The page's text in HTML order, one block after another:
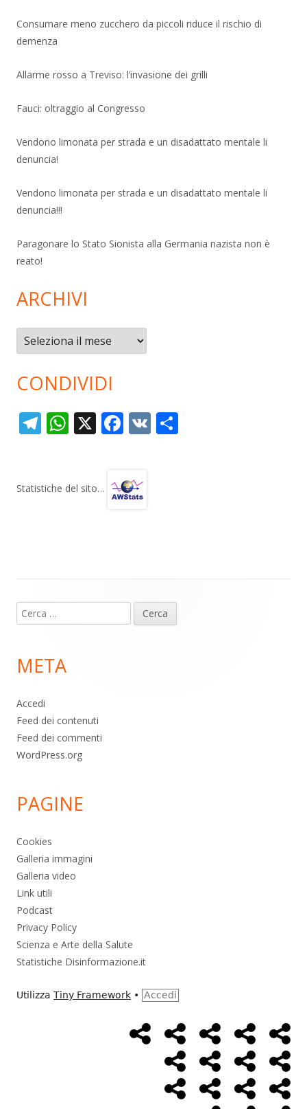
Consumare meno zucchero da piccoli riduce il rischio di
demenza
Allarme rosso a Treviso: l’invasione dei grilli
Fauci: oltraggio al Congresso
Vendono limonata per strada e un disadattato mentale li
denuncia!
Vendono limonata per strada e un disadattato mentale li
denuncia!!!
Paragonare lo Stato Sionista alla Germania nazista non è
reato!
ARCHIVI
Archivi
CONDIVIDI
T
gr
W
s
X F
b
V
Statistiche del sito…
piè
pagina
Ricerca
per:
META
Accedi
Feed dei contenuti
Feed dei commenti
WordPress.org
PAGINE
Cookies
Galleria immagini
Galleria video
Link utili
Podcast
Privacy Policy
Scienza e Arte della Salute
Statistiche Disinformazione.it
Utilizza Tiny Framework • Accedi
MenùHome
Page
Alimentazione
AmbienteBambini
Cancro ControlloEconomia
FarmaciMassoneriaNWO